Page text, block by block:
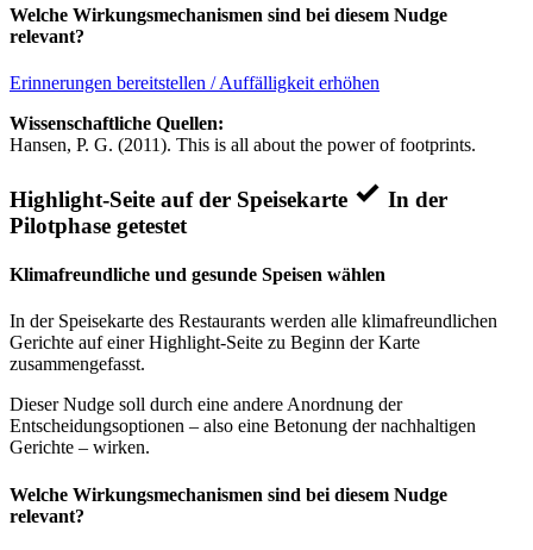
Welche Wirkungsmechanismen sind bei diesem Nudge
relevant?
Erinnerungen bereitstellen / Auffälligkeit erhöhen
Wissenschaftliche Quellen:
Hansen, P. G. (2011). This is all about the power of footprints.
Highlight-Seite auf der Speisekarte
In der
Pilotphase getestet
Klimafreundliche und gesunde Speisen wählen
In der Speisekarte des Restaurants werden alle klimafreundlichen
Gerichte auf einer Highlight-Seite zu Beginn der Karte
zusammengefasst.
Dieser Nudge soll durch eine andere Anordnung der
Entscheidungsoptionen – also eine Betonung der nachhaltigen
Gerichte – wirken.
Welche Wirkungsmechanismen sind bei diesem Nudge
relevant?